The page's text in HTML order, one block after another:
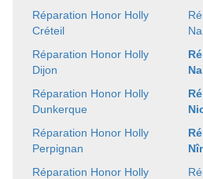
Réparation Honor Holly
Créteil
Réparation Honor Holly
Dijon
Réparation Honor Holly
Dunkerque
Réparation Honor Holly
Perpignan
Réparation Honor Holly